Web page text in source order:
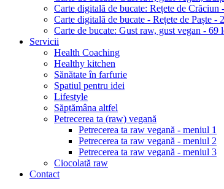
Carte digitală de bucate: Rețete de Crăciun
Carte digitală de bucate - Rețete de Paște -
Carte de bucate: Gust raw, gust vegan - 69
Servicii
Health Coaching
Healthy kitchen
Sănătate în farfurie
Spatiul pentru idei
Lifestyle
Săptămâna altfel
Petrecerea ta (raw) vegană
Petrecerea ta raw vegană - meniul 1
Petrecerea ta raw vegană - meniul 2
Petrecerea ta raw vegană - meniul 3
Ciocolată raw
Contact